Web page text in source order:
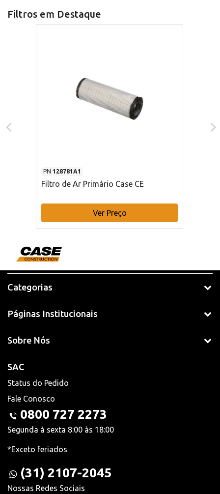
Filtros em Destaque
PN 128781A1
Filtro de Ar Primário Case CE
Ver Preço
Categorias
Páginas Institucionais
Sobre Nós
SAC
Status do Pedido
Fale Conosco
0800 727 2273
Segunda à sexta 8:00 às 18:00
*Exceto feriados
(31) 2107-2045
Nossas Redes Sociais